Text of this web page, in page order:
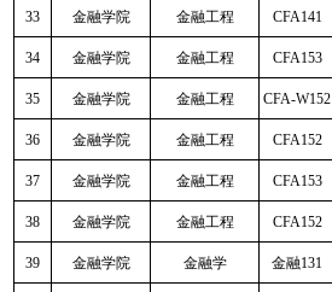
33 金融学院 金融工程 CFA141
34 金融学院 金融工程 CFA153
35 金融学院 金融工程 CFA-W152
36 金融学院 金融工程 CFA152
37 金融学院 金融工程 CFA153
38 金融学院 金融工程 CFA152
39 金融学院 金融学 金融131